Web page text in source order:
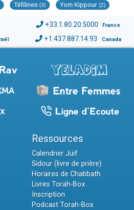
Téfilines (3) Yom Kippour (2)
+33.1.80.20.5000 France
+1.437.887.14.93 Canada
Ressources
Calendrier Juif
Sidour (livre de prière)
Horaires de Chabbath
Livres Torah-Box
Inscription
Podcast Torah-Box